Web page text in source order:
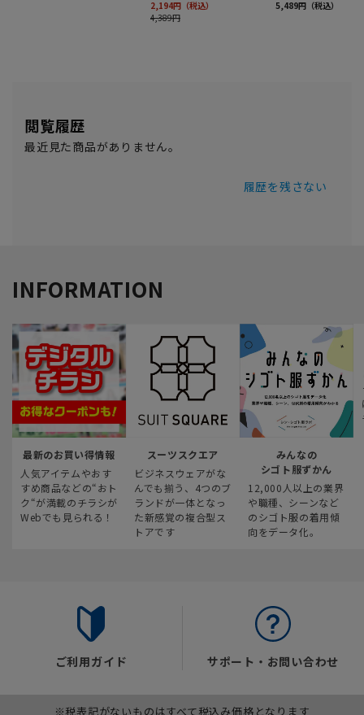
閲覧履歴
最近見た商品がありません。
履歴を残さない
INFORMATION
最新のお買い得情報
人気アイテムやおす
すめ商品などの“おト
ク“が満載のチラシが
Webでも見られる！
スーツスクエア
ビジネスウェアがな
んでも揃う、4つのブ
ランドが一体となっ
た新感覚の複合型ス
トアです
みんなの
シゴト服ずかん
12,000人以上の業界
や職種、シーンなど
のシゴト服の着用傾
向をデータ化。
ご利用ガイド サポート・お問い合わせ
※税表記がないものはすべて税込み価格となります